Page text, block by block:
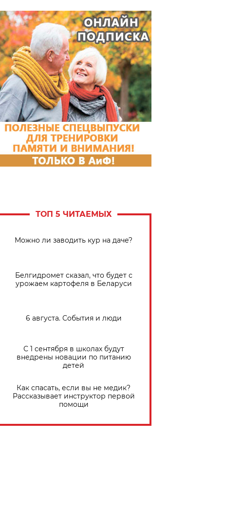
ТОП 5 ЧИТАЕМЫХ
Можно ли заводить кур на даче?
Белгидромет сказал, что будет с
урожаем картофеля в Беларуси
6 августа. События и люди
С 1 сентября в школах будут
внедрены новации по питанию
детей
Как спасать, если вы не медик?
Рассказывает инструктор первой
помощи